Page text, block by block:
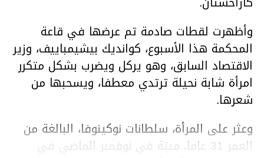
وأظهرت لقطات صادمة تم عرضها في قاعة
المحكمة هذا الأسبوع، كوانديك بيشيمباييف، وزير
الاقتصاد السابق، وهو يركل ويضرب بشكل متكرر
امرأة شابة نحيلة ترتدي معطفا، ويسحبها من
شعرها.
وعثر على المرأة، سلطانات نوكينوفا، البالغة من
العمر 31 عاما، ميتة في نوفمبر الماضي في